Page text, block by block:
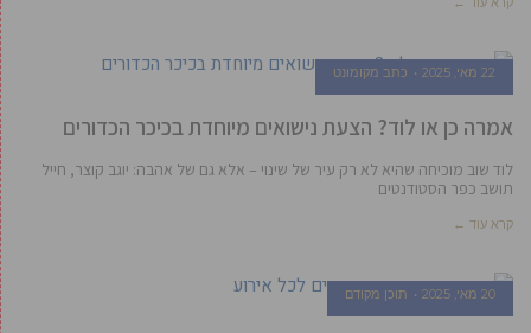
22 מאי, 2025 כתב מקומונט
אמרה כן או לוד? הצעת נישואים מיוחדת בכיכר הכדורים
לוד שוב מוכיחה שהיא לא רק עיר של שינוי – אלא גם של אהבה: יוגב קוצר, חייל
תושב כפר הסטודנטים
קרא עוד ←
20 מאי, 2025 תוכן מקודם